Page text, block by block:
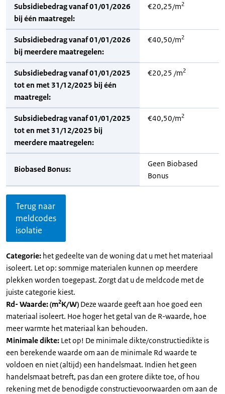
Subsidiebedrag vanaf 01/01/2026
bij één maatregel:
€20,25/m2
Subsidiebedrag vanaf 01/01/2026
bij meerdere maatregelen:
€40,50/m2
Subsidiebedrag vanaf 01/01/2025
tot en met 31/12/2025 bij één
maatregel:
€20,25 /m2
Subsidiebedrag vanaf 01/01/2025
tot en met 31/12/2025 bij
meerdere maatregelen:
€40,50/m2
Biobased Bonus:
Geen Biobased
Bonus
Terug naar
meldcodes
isolatie
Categorie: het gedeelte van de woning dat u met het materiaal
isoleert. Let op: sommige materialen kunnen op meerdere
plekken worden toegepast. Zorgt dat u de meldcode met de
juiste categorie kiest.
Rd- Waarde: (m2K/W) Deze waarde geeft aan hoe goed een
materiaal isoleert. Hoe hoger het getal van de R-waarde, hoe
meer warmte het materiaal kan behouden.
Minimale dikte: Let op! De minimale dikte/constructiedikte is
een berekende waarde om aan de minimale Rd waarde te
voldoen en niet (altijd) een handelsmaat. Indien het geen
handelsmaat betreft, pas dan een grotere dikte toe, of hou
rekening met de benodigde constructievoorwaarden om aan de